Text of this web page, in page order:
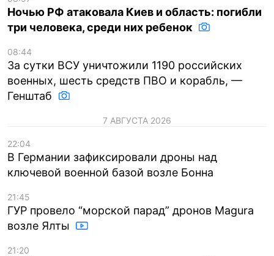
Ночью РФ атаковала Киев и область: погибли
три человека, среди них ребенок
08:44
За сутки ВСУ уничтожили 1190 российских
военных, шесть средств ПВО и корабль, —
Генштаб
7 АВГУСТА 2026
22:04
В Германии зафиксировали дроны над
ключевой военной базой возле Бонна
21:45
ГУР провело “морской парад” дронов Magura
возле Ялты
21:20